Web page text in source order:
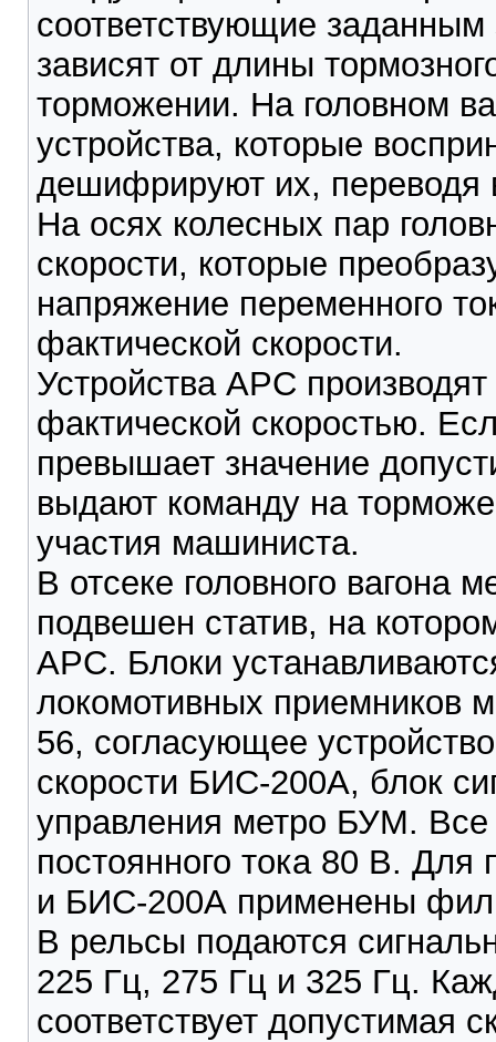
соответствующие заданным
зависят от длины
торможении. На головном
устройства, которые
дешифрируют их, переводя
На осях колесных пар
скорости, которые
напряжение переменного
фактической скорости.
Устройства АРС
фактической скоростью.
превышает значение
выдают команду на
участия машиниста.
В отсеке головного вагона
подвешен статив, на
АРС. Блоки
локомотивных
56, согласующее
скорости БИС-200А, блок
управления метро БУМ. Все
постоянного тока 80 В.
и БИС-200А применены
В рельсы подаются
225 Гц, 275 Гц и 325 Гц.
соответствует допустимая